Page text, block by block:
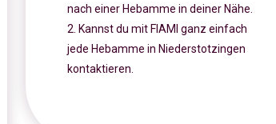
nach einer Hebamme in deiner Nähe.
2. Kannst du mit FIAMI ganz einfach
jede Hebamme in Niederstotzingen
kontaktieren.